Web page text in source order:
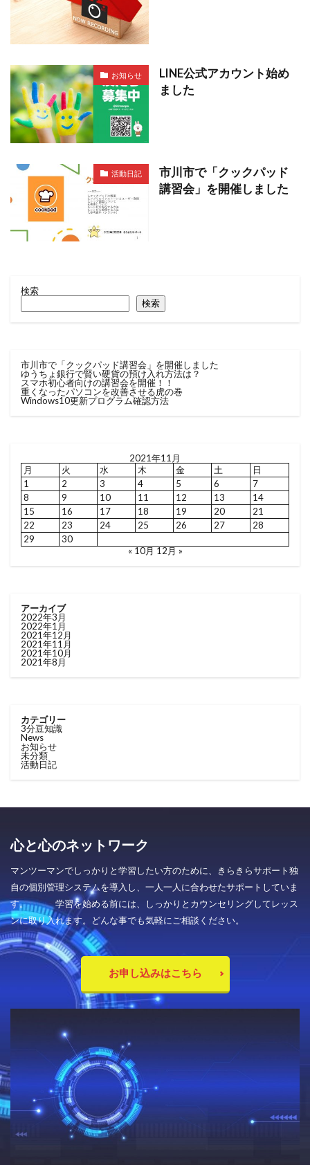
お知らせ
LINE公式アカウント始め
ました
活動日記
市川市で「クックパッド
講習会」を開催しました
検索
検索
市川市で「クックパッド講習会」を開催しました
ゆうちょ銀行で賢い硬貨の預け入れ方法は？
スマホ初心者向けの講習会を開催！！
重くなったパソコンを改善させる虎の巻
Windows10更新プログラム確認方法
2021年11月
月
火 水 木 金 土
日
1
2 3 4 5 6
7
8
9 10 11 12 13
14
15
16 17 18 19 20
21
22
23 24 25 26 27
28
29
30
« 10月 12月 »
アーカイブ
2022年3月
2022年1月
2021年12月
2021年11月
2021年10月
2021年8月
カテゴリー
3分豆知識
News
お知らせ
未分類
活動日記
心と心のネットワーク
マンツーマンでしっかりと学習したい方のために、きらきらサポート独
自の個別管理システムを導入し、一人一人に合わせたサポートしていま
す。 学習を始める前には、しっかりとカウンセリングしてレッス
ンに取り入れます。どんな事でも気軽にご相談ください。
お申し込みはこちら